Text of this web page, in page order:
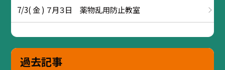
7/3( 金 ) ７月３日 薬物乱用防止教室
過去記事